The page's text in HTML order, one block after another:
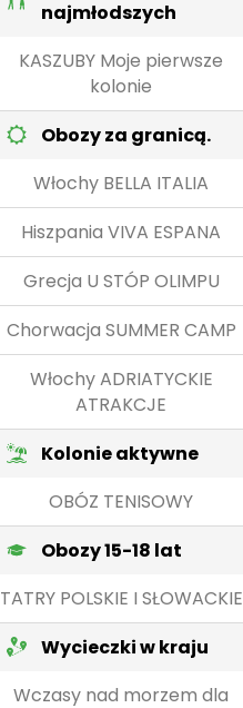
najmłodszych
KASZUBY Moje pierwsze
kolonie
Obozy za granicą.
Włochy BELLA ITALIA
Hiszpania VIVA ESPANA
Grecja U STÓP OLIMPU
Chorwacja SUMMER CAMP
Włochy ADRIATYCKIE
ATRAKCJE
Kolonie aktywne
OBÓZ TENISOWY
Obozy 15-18 lat
TATRY POLSKIE I SŁOWACKIE
Wycieczki w kraju
Wczasy nad morzem dla